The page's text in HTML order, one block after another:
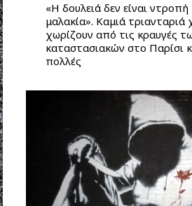
«Η δουλειά δεν είναι ντροπή
μαλακία». Καμιά τριανταριά
χωρίζουν από τις κραυγές
καταστασιακών στο Παρίσι
πολλές